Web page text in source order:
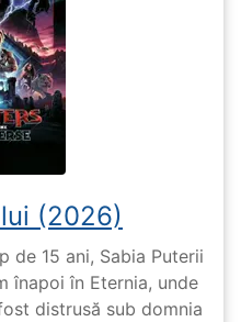
(2026)
de 15 ani, Sabia Puterii
înapoi în Eternia, unde
distrusă sub domnia